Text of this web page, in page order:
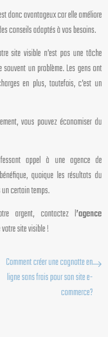
donc avantageux car elle améliore
conseils adaptés à vos besoins.
site visible n’est pas une tâche
un problème. Les gens ont
en plus, toutefois, c’est un
vous pouvez économiser du
appel à une agence de
quoique les résultats du
certain temps.
argent, contactez l’agence
site visible !
Comment créer une cagnotte en
ligne sans frais pour son site e-
commerce?